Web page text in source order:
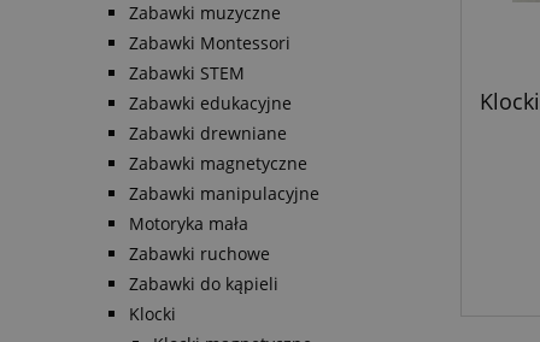
Zabawki muzyczne
Zabawki Montessori
Zabawki STEM
Zabawki edukacyjne
Zabawki drewniane
Zabawki magnetyczne
Zabawki manipulacyjne
Motoryka mała
Zabawki ruchowe
Zabawki do kąpieli
Klocki